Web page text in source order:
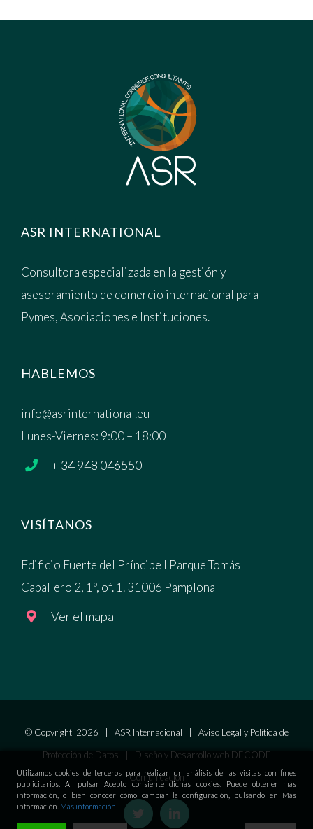
ASR INTERNATIONAL
Consultora especializada en la gestión y
asesoramiento de comercio internacional para
Pymes, Asociaciones e Instituciones.
HABLEMOS
info@asrinternational.eu
Lunes-Viernes: 9:00 – 18:00
+ 34 948 046550
VISÍTANOS
Edificio Fuerte del Príncipe I Parque Tomás
Caballero 2, 1º, of. 1. 31006 Pamplona
Ver el mapa
© Copyright 2026 | ASR Internacional | Aviso Legal y Política de
Protección de Datos | Diseño y Desarrollo web DECODE
Comunicación
twitter linkedin
Utilizamos cookies de terceros para realizar un análisis de las visitas con fines
publicitarios. Al pulsar Acepto consiente dichas cookies. Puede obtener más
información, o bien conocer cómo cambiar la configuración, pulsando en Más
información. Más información